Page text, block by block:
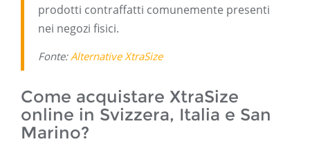
prodotti contraffatti comunemente presenti
nei negozi fisici.
Fonte:Alternative XtraSize
Come acquistare XtraSize
online in Svizzera, Italia e San
Marino?